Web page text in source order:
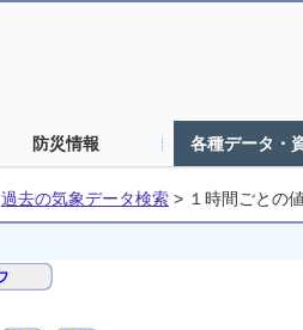
防災情報 各種データ・
過去の気象データ検索 > １時間ごとの